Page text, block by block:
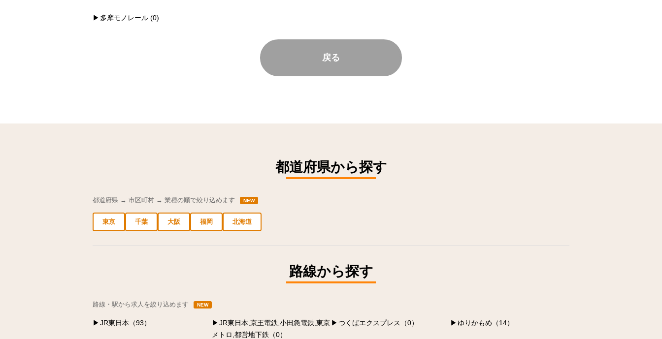
多摩モノレール (0)
戻る
都道府県から探す
都道府県 → 市区町村 → 業種の順で絞り込めます NEW
東京 千葉 大阪 福岡 北海道
路線から探す
路線・駅から求人を絞り込めます NEW
JR東日本（93）
JR東日本,京王電鉄,小田急電鉄,東京
メトロ,都営地下鉄（0）
つくばエクスプレス（0） ゆりかもめ（14）